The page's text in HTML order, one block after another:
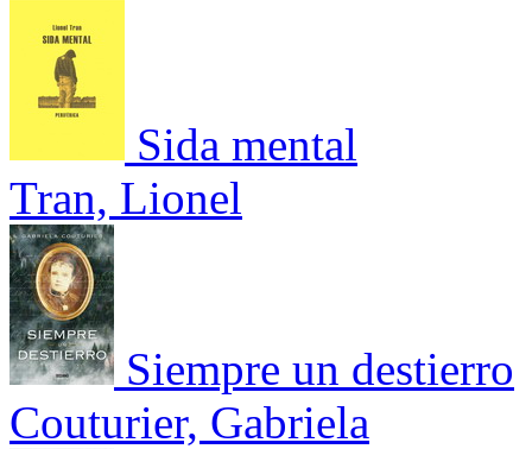
Sida mental
Tran, Lionel
Siempre un destierro
Couturier, Gabriela